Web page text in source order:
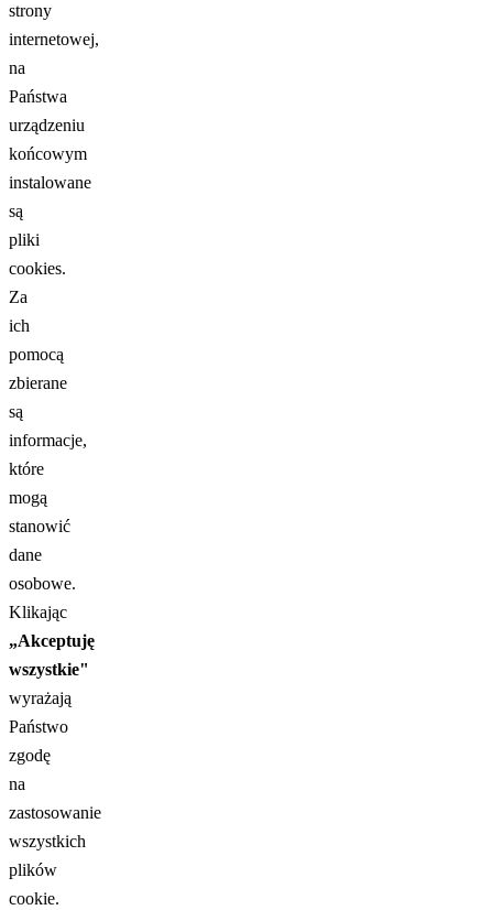
strony
internetowej,
na
Państwa
urządzeniu
końcowym
instalowane
są
pliki
cookies.
Za
ich
pomocą
zbierane
są
informacje,
które
mogą
stanowić
dane
osobowe.
Klikając
„Akceptuję
wszystkie"
wyrażają
Państwo
zgodę
na
zastosowanie
wszystkich
plików
cookie.